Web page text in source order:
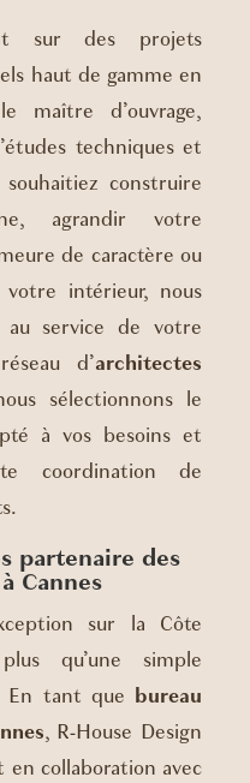
sur des projets
haut de gamme en
maître d’ouvrage,
techniques et
construire
agrandir votre
de caractère ou
intérieur, nous
service de votre
d’architectes
sélectionnons le
à vos besoins et
coordination de
partenaire des
Cannes
sur la Côte
qu’une simple
En tant que bureau
, R-House Design
en collaboration avec